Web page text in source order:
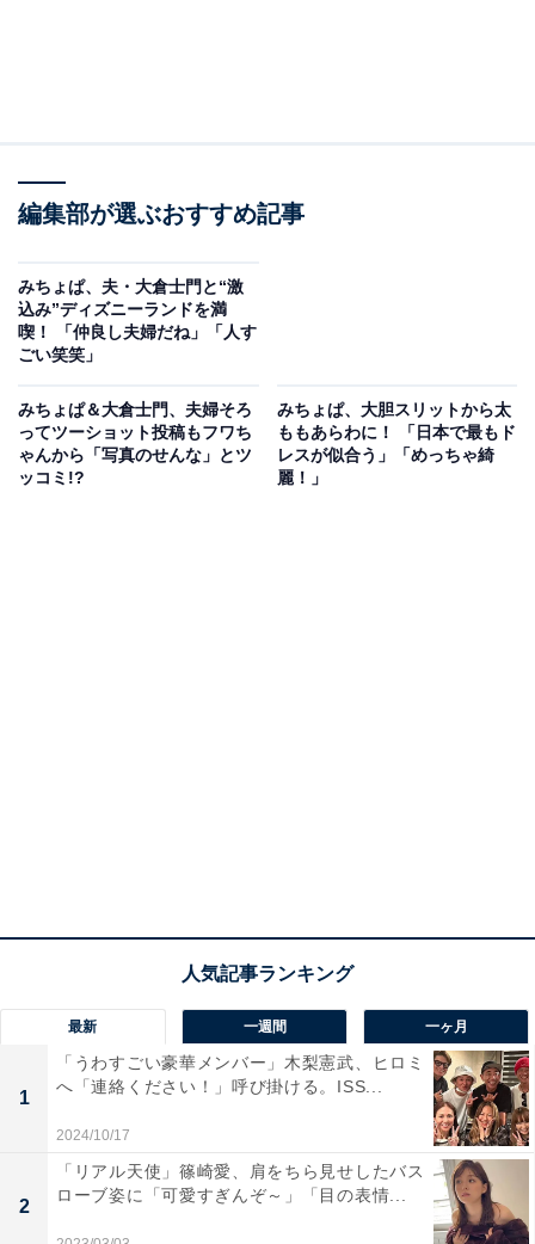
編集部が選ぶおすすめ記事
みちょぱ、夫・大倉士門と“激
込み”ディズニーランドを満
喫！ 「仲良し夫婦だね」「人す
ごい笑笑」
みちょぱ＆大倉士門、夫婦そろ
ってツーショット投稿もフワち
ゃんから「写真のせんな」とツ
ッコミ!?
みちょぱ、大胆スリットから太
ももあらわに！ 「日本で最もド
レスが似合う」「めっちゃ綺
麗！」
最新 一週間 一ヶ月
1
「うわすごい豪華メンバー」木梨憲武、ヒロミ
へ「連絡ください！」呼び掛ける。ISS...
2024/10/17
2
「リアル天使」篠崎愛、肩をちら見せしたバス
ローブ姿に「可愛すぎんぞ～」「目の表情...